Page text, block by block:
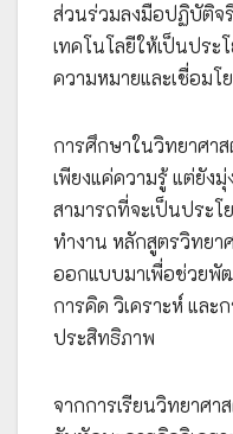
ส่วนร่วมลงมือปฏิบัติจ
เทคโนโลยีให้เป็นประ
ความหมายและเชื่อมโ
การศึกษาในวิทยาศาส
เพียงแค่ความรู้ แต่ยัง
สามารถที่จะเป็นประ
ทำงาน หลักสูตรวิทยา
ออกแบบมาเพื่อช่วยพั
การคิด วิเคราะห์ และ
ประสิทธิภาพ
จากการเรียนวิทยาศา